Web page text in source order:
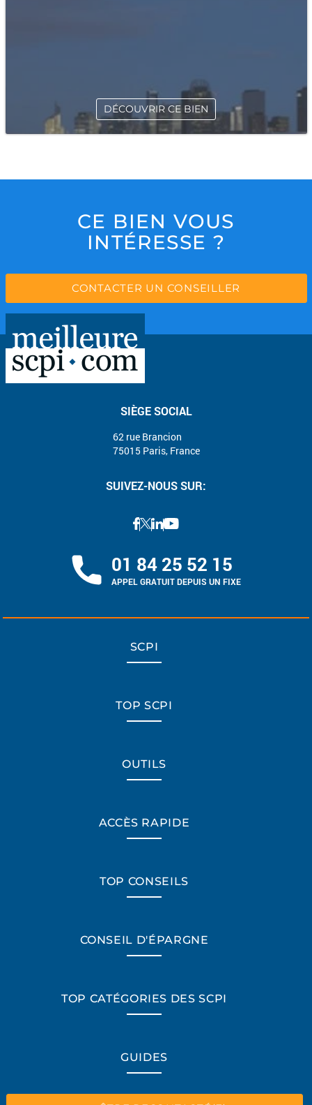
“Excellent”, 165 avis
DÉCOUVRIR CE BIEN
CE BIEN VOUS
INTÉRESSE ?
CONTACTER UN CONSEILLER
SIÈGE SOCIAL
62 rue Brancion
75015 Paris, France
SUIVEZ-NOUS SUR:
01 84 25 52 15
APPEL GRATUIT DEPUIS UN FIXE
SCPI
TOP SCPI
OUTILS
ACCÈS RAPIDE
TOP CONSEILS
CONSEIL D'ÉPARGNE
TOP CATÉGORIES DES SCPI
GUIDES